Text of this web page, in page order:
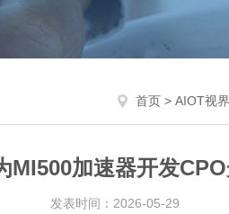
首页 > AIOT视界
MI500加速器开发
发表时间：2026-05-29